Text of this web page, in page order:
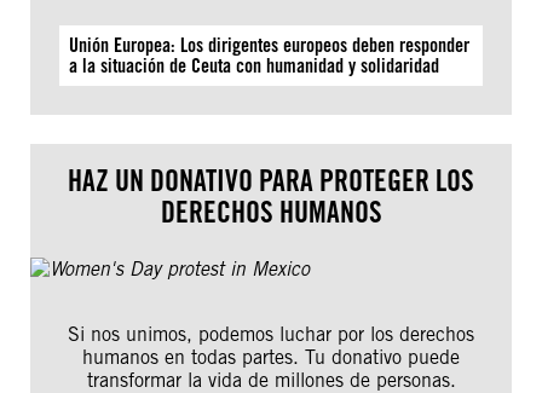
Unión Europea: Los dirigentes europeos deben responder
a la situación de Ceuta con humanidad y solidaridad
HAZ UN DONATIVO PARA PROTEGER LOS
DERECHOS HUMANOS
Si nos unimos, podemos luchar por los derechos
humanos en todas partes. Tu donativo puede
transformar la vida de millones de personas.